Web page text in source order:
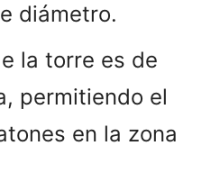
diámetro.
la torre es de
permitiendo el
en la zona